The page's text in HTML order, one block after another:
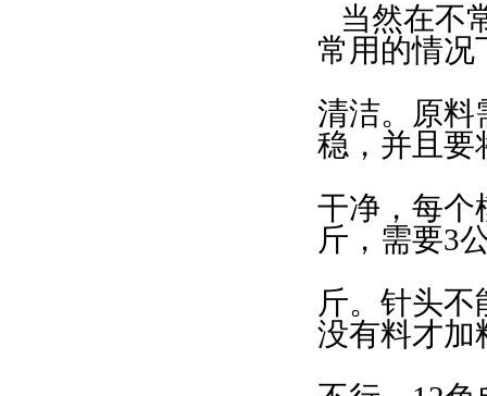
当然在不
常用的情况
清洁。原料
稳，并且要
干净，每个
斤，需要3
斤。针头
没有料才加